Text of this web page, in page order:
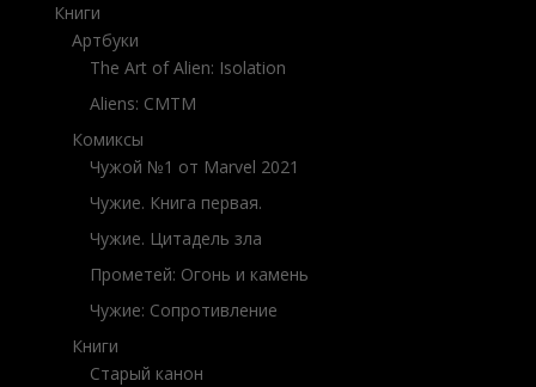
Книги
Артбуки
The Art ofAlien: Isolation
Aliens: CMTM
Комиксы
Чужой №1 от Marvel 2021
Чужие. Книга первая.
Чужие. Цитадель зла
Прометей: Огонь и камень
Чужие: Сопротивление
Книги
Старый канон